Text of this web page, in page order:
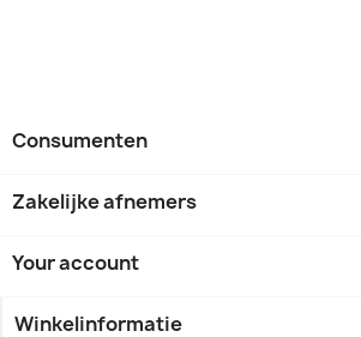
Consumenten
Zakelijke afnemers
Your account
Winkelinformatie